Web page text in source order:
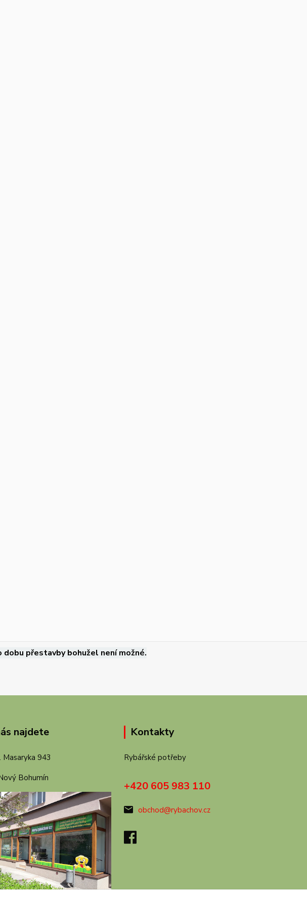
dobu přestavby bohužel není možné.
najdete
Masaryka 943
Bohumín
Kontakty
Rybářské potřeby
+420 605 983 110
obchod@rybachov.cz